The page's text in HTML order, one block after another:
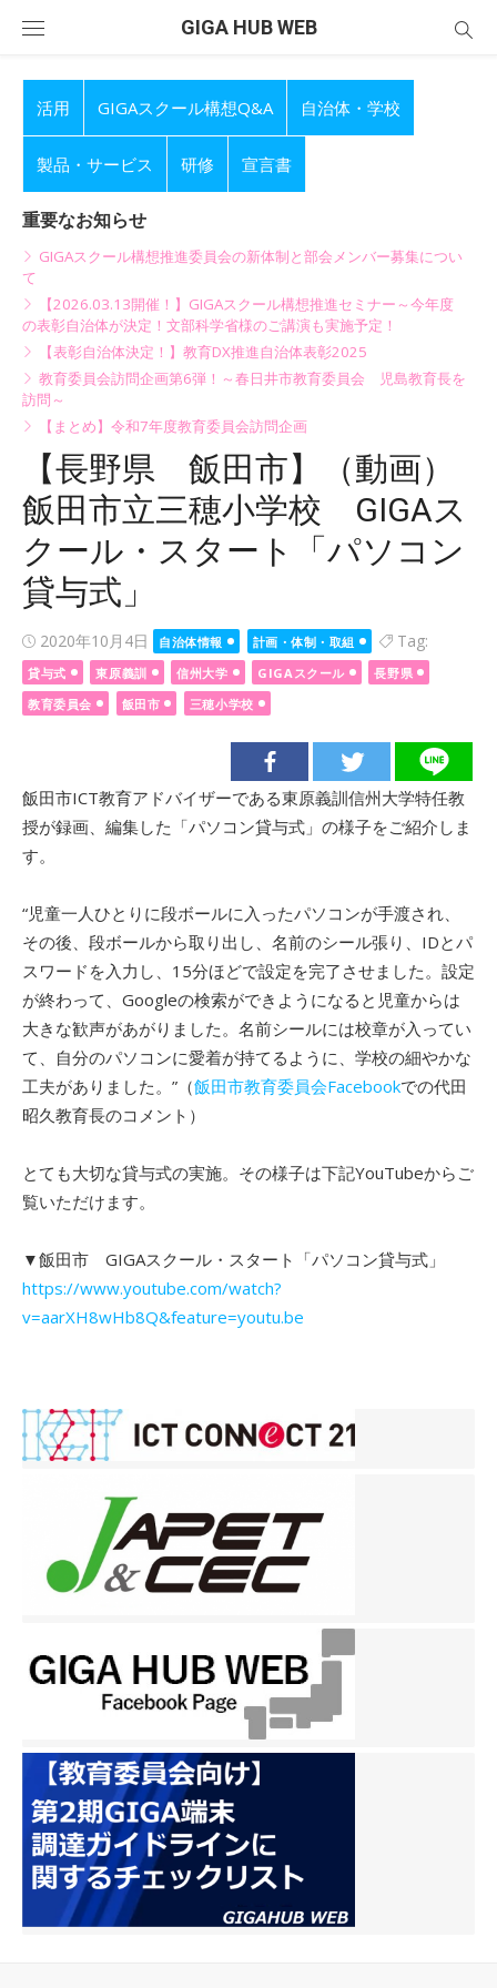
GIGA HUB WEB
活用 GIGAスクール構想Q&A 自治体・学校
製品・サービス 研修 宣言書
重要なお知らせ
GIGAスクール構想推進委員会の新体制と部会メンバー募集につい
て
【2026.03.13開催！】GIGAスクール構想推進セミナー～今年度
の表彰自治体が決定！文部科学省様のご講演も実施予定！
【表彰自治体決定！】教育DX推進自治体表彰2025
教育委員会訪問企画第6弾！～春日井市教育委員会 児島教育長を
訪問～
【まとめ】令和7年度教育委員会訪問企画
【長野県 飯田市】（動画）
飯田市立三穂小学校 GIGAス
クール・スタート「パソコン
貸与式」
Posted
on
2020年10月4日 自治体情報 計画・体制・取組 Tag:
貸与式 東原義訓 信州大学 GIGAスクール
長野県
教育委員会
飯田市 三穂小学校
飯田市ICT教育アドバイザーである東原義訓信州大学特任教
授が録画、編集した「パソコン貸与式」の様子をご紹介しま
す。
“児童一人ひとりに段ボールに入ったパソコンが手渡され、
その後、段ボールから取り出し、名前のシール張り、IDとパ
スワードを入力し、15分ほどで設定を完了させました。設定
が終わって、Googleの検索ができようになると児童からは
大きな歓声があがりました。名前シールには校章が入ってい
て、自分のパソコンに愛着が持てるように、学校の細やかな
工夫がありました。”（飯田市教育委員会Facebookでの代田
昭久教育長のコメント）
とても大切な貸与式の実施。その様子は下記YouTubeからご
覧いただけます。
▼飯田市 GIGAスクール・スタート「パソコン貸与式」
https://www.youtube.com/watch?
v=aarXH8wHb8Q&feature=youtu.be